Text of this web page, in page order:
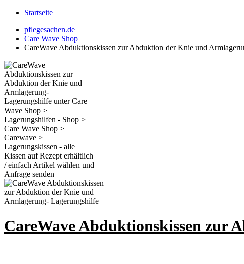
Startseite
pflegesachen.de
Care Wave Shop
CareWave Abduktionskissen zur Abduktion der Knie und
CareWave Abduktionskissen zur